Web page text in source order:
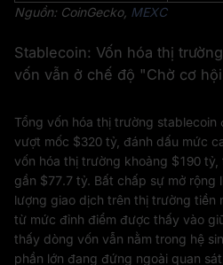
Nguồn: CoinGecko, MEXC
Stablecoin: Vốn hóa thị
vốn vẫn ở chế độ "Chờ cơ
Tổng vốn hóa thị trường
vượt mốc $320 tỷ, đánh dấu mức
vốn hóa thị trường khoảng $190
gần $77.7 tỷ. Bất chấp sự mở rộng
lượng giao dịch trên thị trường tiền
từ mức đỉnh điểm được thấy vào
thấy dòng vốn vẫn nằm trong hệ
phần lớn đang đứng ngoài quan